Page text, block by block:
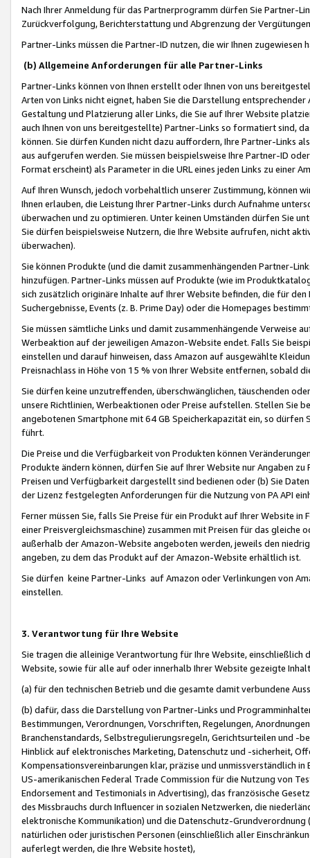
Nach Ihrer Anmeldung für das Partnerprogramm dürfen Sie Partner-
Zurückverfolgung, Berichterstattung und Abgrenzung der
Partner-Links müssen die Partner-ID nutzen, die wir Ihnen zugewiesen
(b) Allgemeine Anforderungen für alle Partner-Links
Partner-Links können von Ihnen erstellt oder Ihnen von uns
Arten von Links nicht eignet, haben Sie die Darstellung
Gestaltung und Platzierung aller Links, die Sie auf Ihrer Website
auch Ihnen von uns bereitgestellte) Partner-Links so formatiert sind,
können. Sie dürfen Kunden nicht dazu auffordern, Ihre Partner-Links
aus aufgerufen werden. Sie müssen beispielsweise Ihre Partner-ID
Format erscheint) als Parameter in die URL eines jeden Links zu einer
Auf Ihren Wunsch, jedoch vorbehaltlich unserer Zustimmung, können
Ihnen erlauben, die Leistung Ihrer Partner-Links durch Aufnahme
überwachen und zu optimieren. Unter keinen Umständen dürfen Sie
Sie dürfen beispielsweise Nutzern, die Ihre Website aufrufen, nicht
überwachen).
Sie können Produkte (und die damit zusammenhängenden Partner-
hinzufügen. Partner-Links müssen auf Produkte (wie im
sich zusätzlich originäre Inhalte auf Ihrer Website befinden, die für
Suchergebnisse, Events (z. B. Prime Day) oder die Homepages
Sie müssen sämtliche Links und damit zusammenhängende
Werbeaktion auf der jeweiligen Amazon-Website endet. Falls Sie
einstellen und darauf hinweisen, dass Amazon auf ausgewählte
Preisnachlass in Höhe von 15 % von Ihrer Website entfernen, sobald
Sie dürfen keine unzutreffenden, überschwänglichen, täuschenden
unsere Richtlinien, Werbeaktionen oder Preise aufstellen. Stellen Sie
angebotenen Smartphone mit 64 GB Speicherkapazität ein, so dürfen
führt.
Die Preise und die Verfügbarkeit von Produkten können
Produkte ändern können, dürfen Sie auf Ihrer Website nur Angaben
Preisen und Verfügbarkeit dargestellt sind bedienen oder (b) Sie
der Lizenz festgelegten Anforderungen für die Nutzung von PA API
Ferner müssen Sie, falls Sie Preise für ein Produkt auf Ihrer Website
einer Preisvergleichsmaschine) zusammen mit Preisen für das
außerhalb der Amazon-Website angeboten werden, jeweils den
angeben, zu dem das Produkt auf der Amazon-Website erhältlich ist.
Sie dürfen keine Partner-Links auf Amazon oder Verlinkungen von
einstellen.
3. Verantwortung für Ihre Website
Sie tragen die alleinige Verantwortung für Ihre Website,
Website, sowie für alle auf oder innerhalb Ihrer Website gezeigte
(a) für den technischen Betrieb und die gesamte damit verbundene
(b) dafür, dass die Darstellung von Partner-Links und
Bestimmungen, Verordnungen, Vorschriften, Regelungen,
Branchenstandards, Selbstregulierungsregeln, Gerichtsurteilen und -
Hinblick auf elektronisches Marketing, Datenschutz und -sicherheit,
Kompensationsvereinbarungen klar, präzise und unmissverständlich
US-amerikanischen Federal Trade Commission für die Nutzung von
Endorsement and Testimonials in Advertising), das französische
des Missbrauchs durch Influencer in sozialen Netzwerken, die
elektronische Kommunikation) und die Datenschutz-
natürlichen oder juristischen Personen (einschließlich aller
auferlegt werden, die Ihre Website hostet),